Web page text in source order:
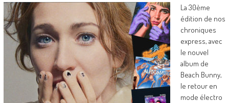
La 30ème
édition de nos
chroniques
express, avec
le nouvel
album de
Beach Bunny,
le retour en
mode électro